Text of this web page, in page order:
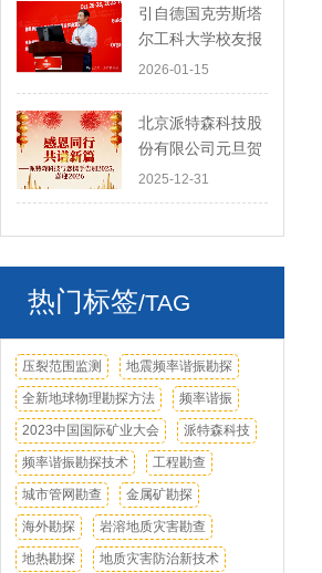
引自德国克劳斯塔
尔工科大学校友报
道——北京派特森
股份有限公司薛爱
民博士：以创新技
术引领地球物理勘
2026-01-15
北京派特森科技股
份有限公司元旦贺
词
2025-12-31
热门标签/TAG
压裂范围监测 地震频率谐振勘探
全新地球物理勘探方法 频率谐振
2023中国国际矿业大会 派特森科技
频率谐振勘探技术 工程勘查
城市管网勘查 金属矿勘探
海外勘探 岩溶地质灾害勘查
地热勘探 地质灾害防治新技术